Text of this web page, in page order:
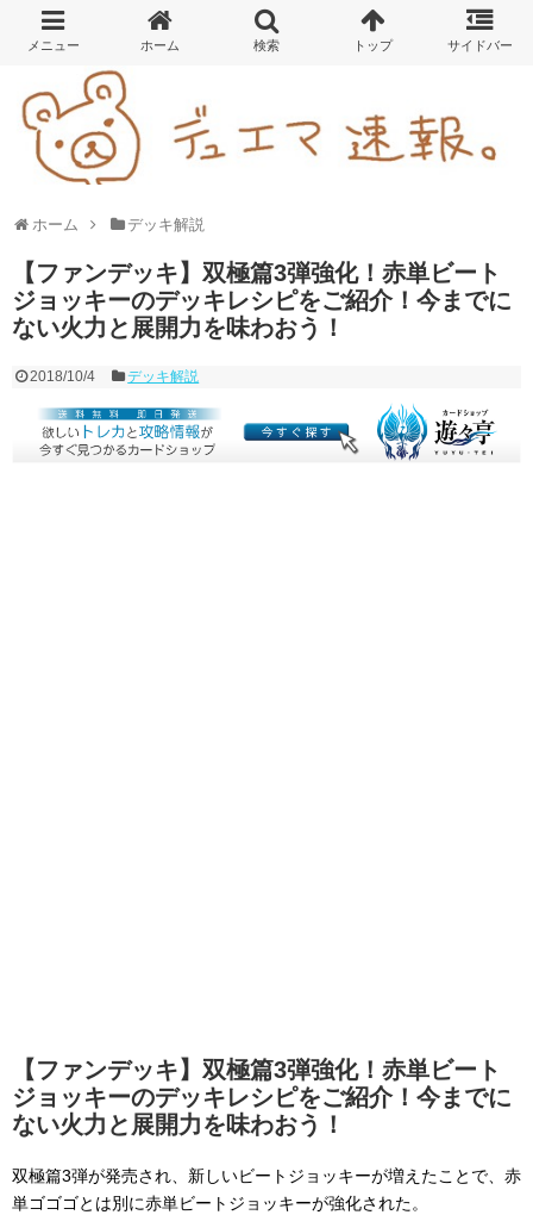
ホーム デッキ解説
【ファンデッキ】双極篇3弾強化！赤単ビート
ジョッキーのデッキレシピをご紹介！今までに
ない火力と展開力を味わおう！
2018/10/4 デッキ解説
【ファンデッキ】双極篇3弾強化！赤単ビート
ジョッキーのデッキレシピをご紹介！今までに
ない火力と展開力を味わおう！
双極篇3弾が発売され、新しいビートジョッキーが増えたことで、赤
単ゴゴゴとは別に赤単ビートジョッキーが強化された。